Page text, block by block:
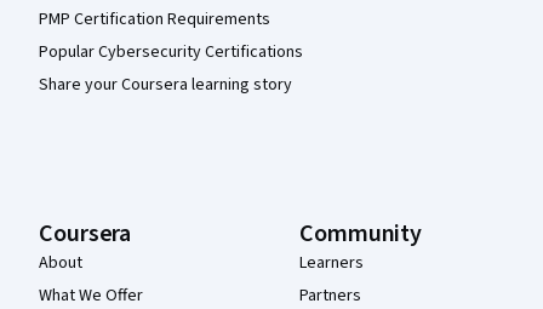
PMP Certification Requirements
Popular Cybersecurity Certifications
Share your Coursera learning story
Coursera
About
What We Offer
Community
Learners
Partners